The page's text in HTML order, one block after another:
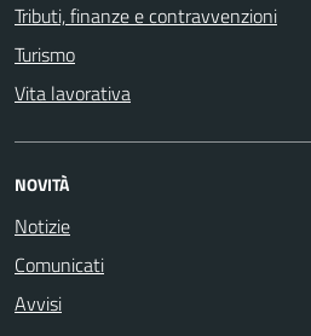
Tributi, finanze e contravvenzioni
Turismo
Vita lavorativa
NOVITÀ
Notizie
Comunicati
Avvisi